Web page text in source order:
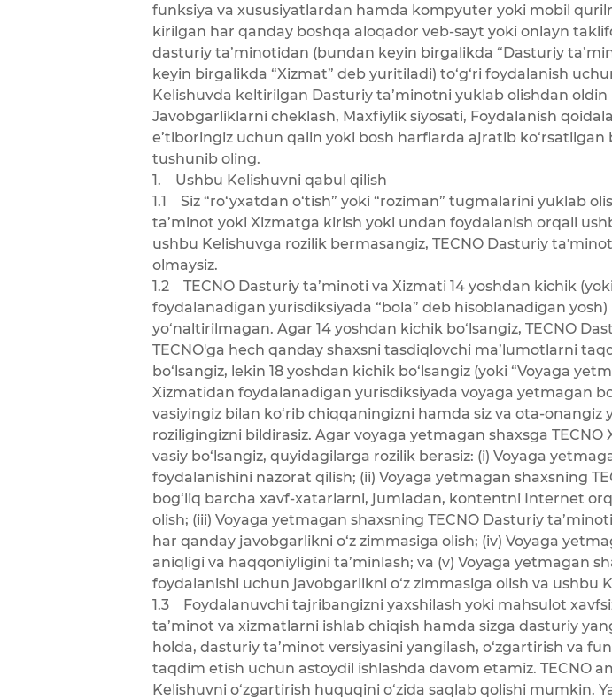
funksiya va xususiyatlardan hamda kompyuter yoki mobil
kirilgan har qanday boshqa aloqador veb-sayt yoki onlayn
dasturiy ta’minotidan (bundan keyin birgalikda “Dasturiy
keyin birgalikda “Xizmat” deb yuritiladi) to‘g‘ri foydalanish
Kelishuvda keltirilgan Dasturiy ta’minotni yuklab olishdan
Javobgarliklarni cheklash, Maxfiylik siyosati, Foydalanish
e’tiboringiz uchun qalin yoki bosh harflarda ajratib
tushunib oling.
1. Ushbu Kelishuvni qabul qilish
1.1 Siz “ro‘yxatdan o‘tish” yoki “roziman” tugmalarini yuklab
ta’minot yoki Xizmatga kirish yoki undan foydalanish orqali
ushbu Kelishuvga rozilik bermasangiz, TECNO Dasturiy
olmaysiz.
1.2 TECNO Dasturiy ta’minoti va Xizmati 14 yoshdan kichik
foydalanadigan yurisdiksiyada “bola” deb hisoblanadigan
yo‘naltirilmagan. Agar 14 yoshdan kichik bo‘lsangiz, TECNO
TECNO'ga hech qanday shaxsni tasdiqlovchi ma’lumotlarni
bo‘lsangiz, lekin 18 yoshdan kichik bo‘lsangiz (yoki “Voyaga
Xizmatidan foydalanadigan yurisdiksiyada voyaga yetmagan
vasiyingiz bilan ko‘rib chiqqaningizni hamda siz va ota-
roziligingizni bildirasiz. Agar voyaga yetmagan shaxsga
vasiy bo‘lsangiz, quyidagilarga rozilik berasiz: (i) Voyaga
foydalanishini nazorat qilish; (ii) Voyaga yetmagan shaxsning
bog‘liq barcha xavf-xatarlarni, jumladan, kontentni Internet
olish; (iii) Voyaga yetmagan shaxsning TECNO Dasturiy
har qanday javobgarlikni o‘z zimmasiga olish; (iv) Voyaga
aniqligi va haqqoniyligini ta’minlash; va (v) Voyaga yetmagan
foydalanishi uchun javobgarlikni o‘z zimmasiga olish va ushbu
1.3 Foydalanuvchi tajribangizni yaxshilash yoki mahsulot
ta’minot va xizmatlarni ishlab chiqish hamda sizga dasturiy
holda, dasturiy ta’minot versiyasini yangilash, o‘zgartirish va
taqdim etish uchun astoydil ishlashda davom etamiz. TECNO
Kelishuvni o‘zgartirish huquqini o‘zida saqlab qolishi mumkin.